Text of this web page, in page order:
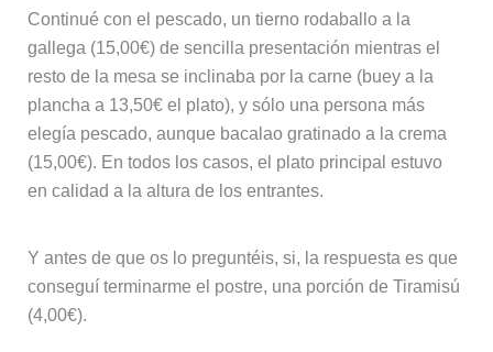
Continué con el pescado, un tierno rodaballo a la
gallega (15,00€) de sencilla presentación mientras el
resto de la mesa se inclinaba por la carne (buey a la
plancha a 13,50€ el plato), y sólo una persona más
elegía pescado, aunque bacalao gratinado a la crema
(15,00€). En todos los casos, el plato principal estuvo
en calidad a la altura de los entrantes.
Y antes de que os lo preguntéis, si, la respuesta es que
conseguí terminarme el postre, una porción de Tiramisú
(4,00€).